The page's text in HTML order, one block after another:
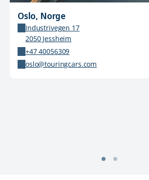
Oslo, Norge
Industrivegen 17
2050 Jessheim
+47 40056309
oslo@touringcars.com